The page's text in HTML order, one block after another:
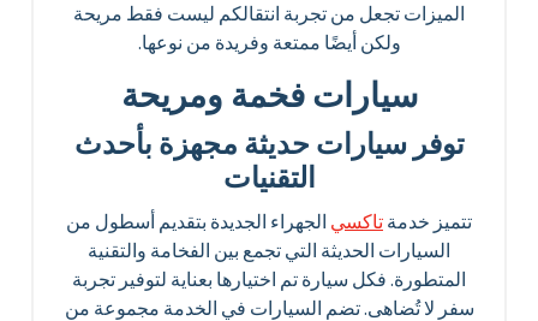
الميزات تجعل من تجربة انتقالكم ليست فقط مريحة
ولكن أيضًا ممتعة وفريدة من نوعها.
سيارات فخمة ومريحة
توفر سيارات حديثة مجهزة بأحدث
التقنيات
تتميز خدمةتاكسي الجهراء الجديدة بتقديم أسطول من
السيارات الحديثة التي تجمع بين الفخامة والتقنية
المتطورة. فكل سيارة تم اختيارها بعناية لتوفير تجربة
سفر لا تُضاهى. تضم السيارات في الخدمة مجموعة من